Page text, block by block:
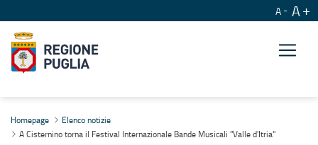
A A
Homepage
Elenco notizie
A Cisternino torna il Festival Internazionale Bande Musicali "Valle d'Itria"